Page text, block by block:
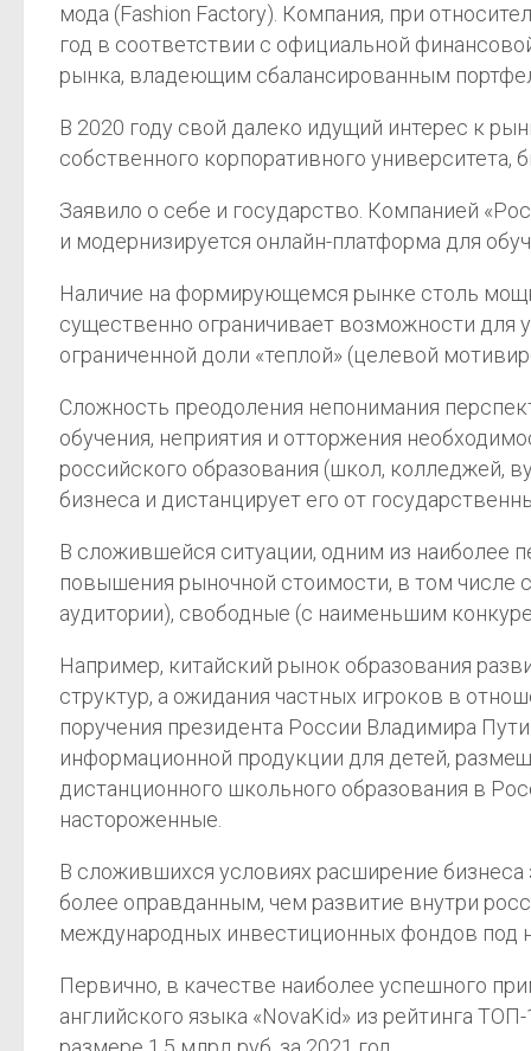
мода (Fashion Factory). Компания, при
год в соответствии с официальной
рынка, владеющим сбалансированным
В 2020 году свой далеко идущий интерес к
собственного корпоративного
Заявило о себе и государство. Компанией
и модернизируется онлайн-платформа для
Наличие на формирующемся рынке столь
существенно ограничивает возможности для
ограниченной доли «теплой» (целевой
Сложность преодоления непонимания
обучения, неприятия и отторжения
российского образования (школ, колледжей,
бизнеса и дистанцирует его от
В сложившейся ситуации, одним из наиболее
повышения рыночной стоимости, в том числе
аудитории), свободные (с наименьшим
Например, китайский рынок образования
структур, а ожидания частных игроков в
поручения президента России Владимира
информационной продукции для детей,
дистанционного школьного образования в
настороженные.
В сложившихся условиях расширение
более оправданным, чем развитие внутри
международных инвестиционных фондов под
Первично, в качестве наиболее успешного
английского языка «NovaKid» из рейтинга